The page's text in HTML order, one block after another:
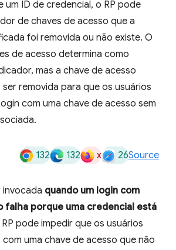
um ID de credencial, o RP pode
de chaves de acesso que a
foi removida ou não existe. O
de acesso determina como
mas a chave de acesso
removida para que os usuários
com uma chave de acesso sem
132 132 x 26Source
invocada quando um login com
falha porque uma credencial está
RP pode impedir que os usuários
uma chave de acesso que não